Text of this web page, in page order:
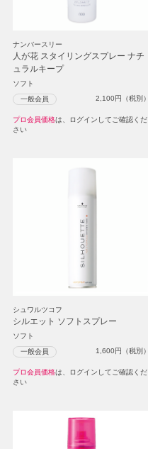
ナンバースリー
人が花 スタイリングスプレー ナチ
ュラルキープ
ソフト
一般会員 2,100円（税別）
プロ会員価格は、ログインしてご確認くだ
さい
シュワルツコフ
シルエット ソフトスプレー
ソフト
一般会員 1,600円（税別）
プロ会員価格は、ログインしてご確認くだ
さい